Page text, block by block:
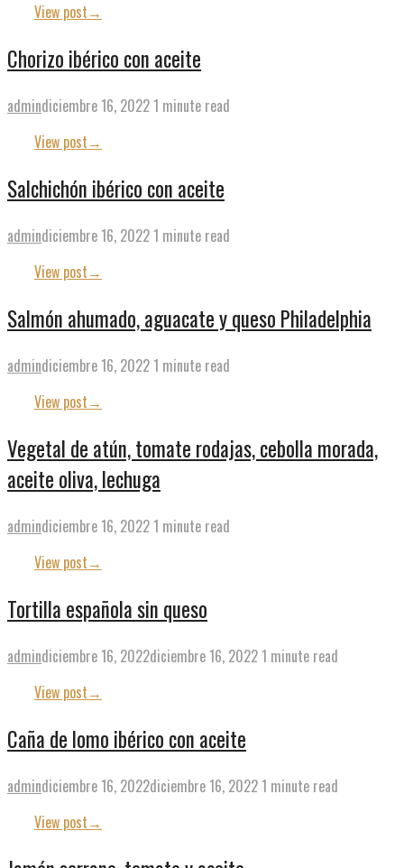
View post→
Chorizo ibérico con aceite
admindiciembre 16, 2022 1 minute read
View post→
Salchichón ibérico con aceite
admindiciembre 16, 2022 1 minute read
View post→
Salmón ahumado, aguacate y queso Philadelphia
admindiciembre 16, 2022 1 minute read
View post→
Vegetal de atún, tomate rodajas, cebolla morada,
aceite oliva, lechuga
admindiciembre 16, 2022 1 minute read
View post→
Tortilla española sin queso
admindiciembre 16, 2022diciembre 16, 2022 1 minute read
View post→
Caña de lomo ibérico con aceite
admindiciembre 16, 2022diciembre 16, 2022 1 minute read
View post→